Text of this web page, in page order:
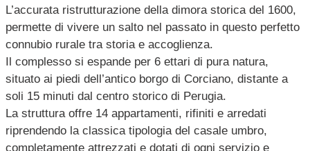
L’accurata ristrutturazione della dimora storica del 1600,
permette di vivere un salto nel passato in questo perfetto
connubio rurale tra storia e accoglienza.
Il complesso si espande per 6 ettari di pura natura,
situato ai piedi dell’antico borgo di Corciano, distante a
soli 15 minuti dal centro storico di Perugia.
La struttura offre 14 appartamenti, rifiniti e arredati
riprendendo la classica tipologia del casale umbro,
completamente attrezzati e dotati di ogni servizio e